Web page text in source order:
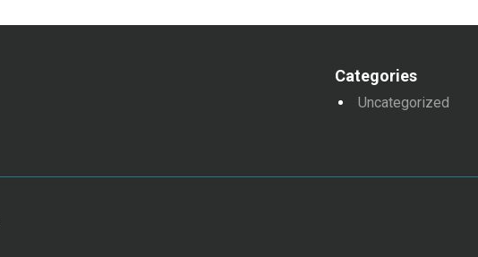
Categories
Uncategorized